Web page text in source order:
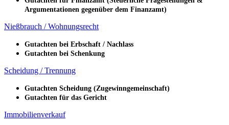
Argumentationen gegenüber dem Finanzamt)
Nießbrauch / Wohnungsrecht
Gutachten bei Erbschaft / Nachlass
Gutachten bei Schenkung
Scheidung / Trennung
Gutachten Scheidung (Zugewinngemeinschaft)
Gutachten für das Gericht
Immobilienverkauf